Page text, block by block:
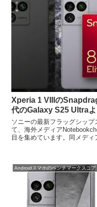
Xperia 1 VIIIの
代のGalaxy S25 Ultra
ソニーの最新フラッグシッ
て、海外メディア
目を集めています。同メディ
Androidスマホのベンチマークスコア